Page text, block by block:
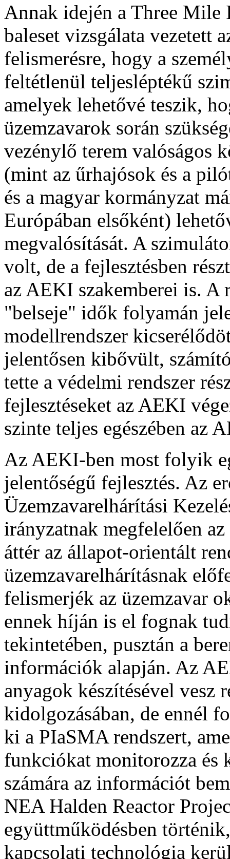
Annak idején a Three Mile
baleset vizsgálata vezetett
felismerésre, hogy a
feltétlenül teljesléptékű
amelyek lehetővé teszik,
üzemzavarok során
vezénylő terem valóságos
(mint az űrhajósok és a
és a magyar kormányzat
Európában elsőként)
megvalósítását. A
volt, de a fejlesztésben
az AEKI szakemberei is.
"belseje" idők folyamán
modellrendszer
jelentősen kibővült,
tette a védelmi rendszer
fejlesztéseket az AEKI
szinte teljes egészében az
Az AEKI-ben most folyik
jelentőségű fejlesztés. Az
Üzemzavarelhárítási
irányzatnak megfelelően
áttér az állapot-orientált
üzemzavarelhárításnak
felismerjék az üzemzavar
ennek híján is el fognak
tekintetében, pusztán a
információk alapján. Az
anyagok készítésével vesz
kidolgozásában, de ennél
ki a PIaSMA rendszert,
funkciókat monitorozza és
számára az információt
NEA Halden Reactor
együttműködésben
kapcsolati technológia